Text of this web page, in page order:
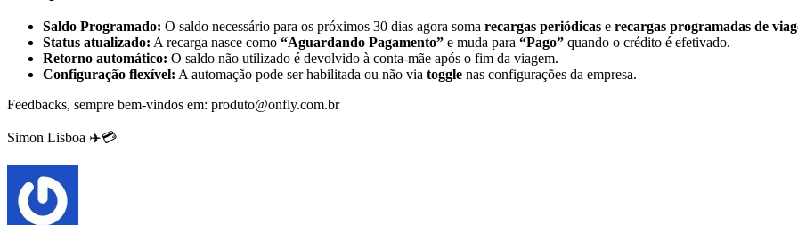
Saldo Programado: O saldo necessário para os próximos 30 dias agora soma recargas periódicas e recargas programadas de
Status atualizado: A recarga nasce como “Aguardando Pagamento” e muda para “Pago” quando o crédito é efetivado.
Retorno automático: O saldo não utilizado é devolvido à conta-mãe após o fim da viagem.
Configuração flexível: A automação pode ser habilitada ou não via toggle nas configurações da empresa.
Feedbacks, sempre bem-vindos em: produto@onfly.com.br
Simon Lisboa ✈️💳